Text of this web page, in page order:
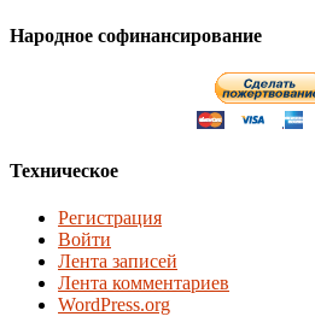
Народное софинансирование
Техническое
Регистрация
Войти
Лента записей
Лента комментариев
WordPress.org